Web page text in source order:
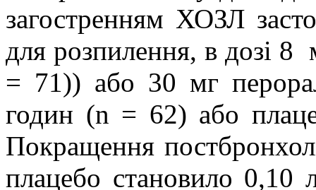
загостренням ХОЗЛ
для розпилення, в дозі 8
= 71)) або 30 мг
годин (n = 62) або
Покращення
плацебо становило 0,10